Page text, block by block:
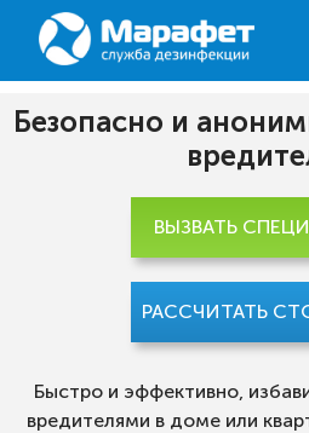
Безопасно и
Быстро и эффективно,
вредителями в доме или
ВЫЗВАТЬ
РАССЧИТАТЬ